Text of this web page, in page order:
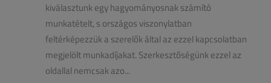
kiválasztunk egy hagyományosnak számító
munkatételt, s országos viszonylatban
feltérképezzük a szerelők által az ezzel kapcsolatban
megjelölt munkadíjakat. Szerkesztőségünk ezzel az
oldallal nemcsak azo...